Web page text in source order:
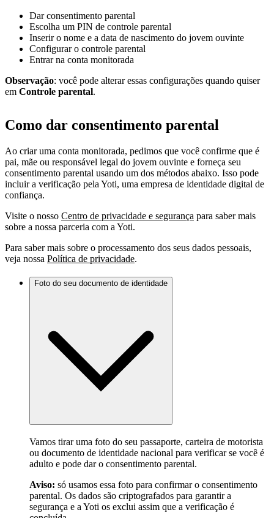
Dar consentimento parental
Escolha um PIN de controle parental
Inserir o nome e a data de nascimento do jovem ouvinte
Configurar o controle parental
Entrar na conta monitorada
Observação: você pode alterar essas configurações quando quiser
em Controle parental.
Como dar consentimento parental
Ao criar uma conta monitorada, pedimos que você confirme que é
pai, mãe ou responsável legal do jovem ouvinte e forneça seu
consentimento parental usando um dos métodos abaixo. Isso pode
incluir a verificação pela Yoti, uma empresa de identidade digital de
confiança.
Visite o nosso Centro de privacidade e segurança para saber mais
sobre a nossa parceria com a Yoti.
Para saber mais sobre o processamento dos seus dados pessoais,
veja nossa Política de privacidade.
Foto do seu documento de identidade
Vamos tirar uma foto do seu passaporte, carteira de motorista
ou documento de identidade nacional para verificar se você é
adulto e pode dar o consentimento parental.
Aviso: só usamos essa foto para confirmar o consentimento
parental. Os dados são criptografados para garantir a
segurança e a Yoti os exclui assim que a verificação é